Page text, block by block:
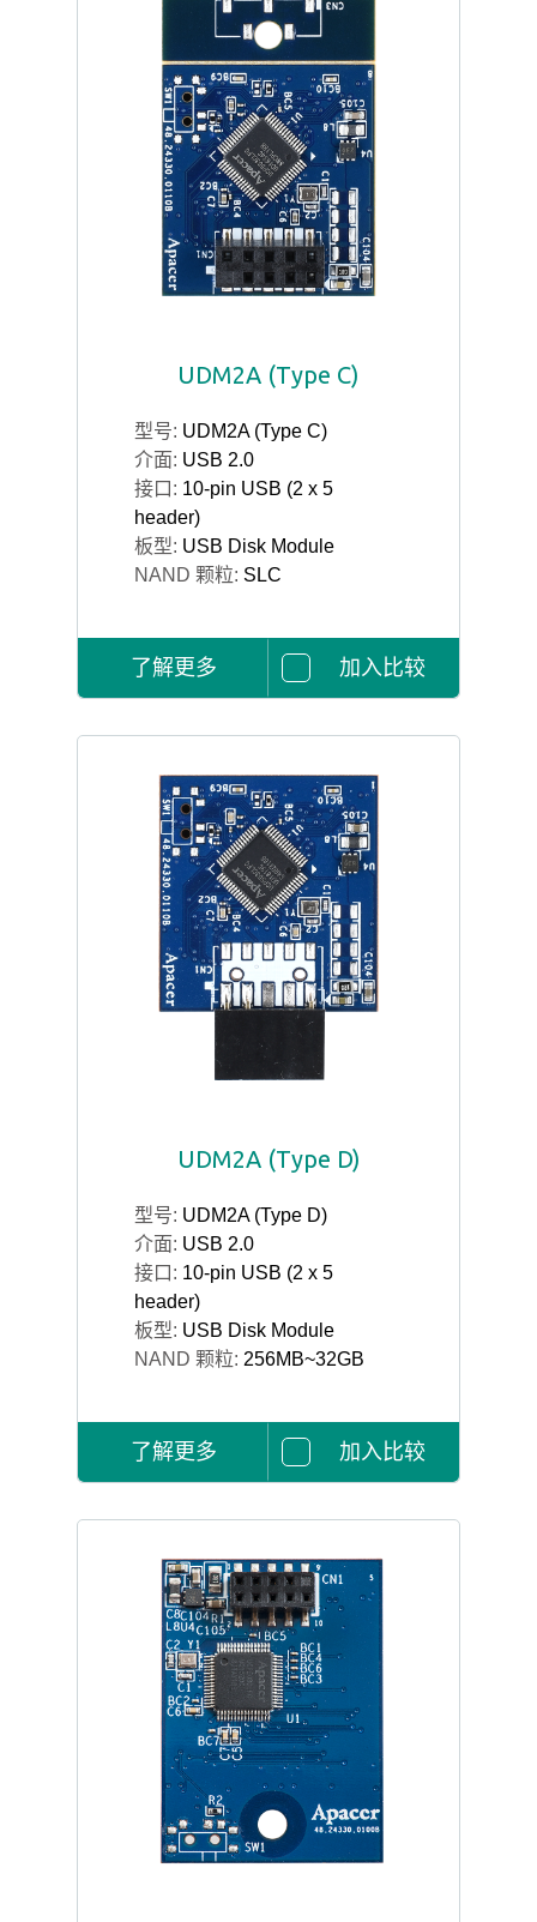
UDM2A (Type C)
型号: UDM2A (Type C)
介面: USB 2.0
接口: 10-pin USB (2 x 5
header)
板型: USB Disk Module
NAND 颗粒: SLC
了解更多 加入比较
UDM2A (Type D)
型号: UDM2A (Type D)
介面: USB 2.0
接口: 10-pin USB (2 x 5
header)
板型: USB Disk Module
NAND 颗粒: 256MB~32GB
了解更多 加入比较